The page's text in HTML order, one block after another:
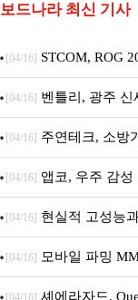
보드나라 최신 기사
[04/16] STCOM, ROG
Crosshair X870E
[04/16] 벤틀리, 광주
픈
[04/16] 주연테크, 소방
니터·스마트 펫 침대
[04/16] 앱코, 우주 감성
브랜드데이 기획전 진
[04/16] 현실적 고성능
M.2 NVMe 디앤디컴
[04/16] 모바일 파밍
[04/16] 셰에라자드,